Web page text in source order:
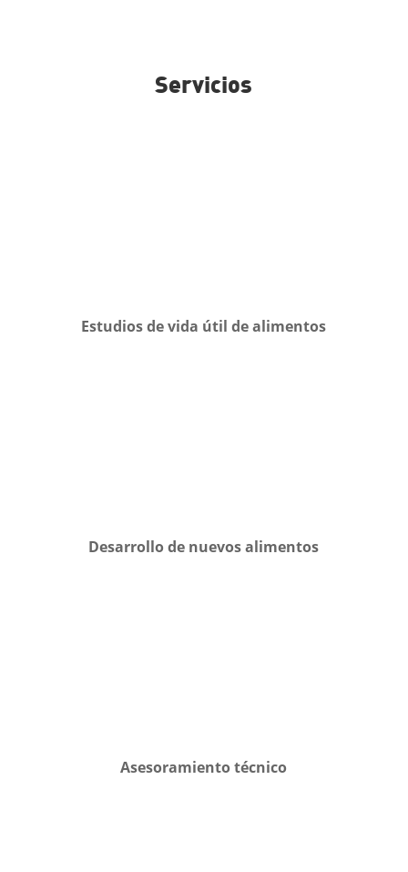
Servicios
Estudios de vida útil de alimentos
Desarrollo de nuevos alimentos
Asesoramiento técnico